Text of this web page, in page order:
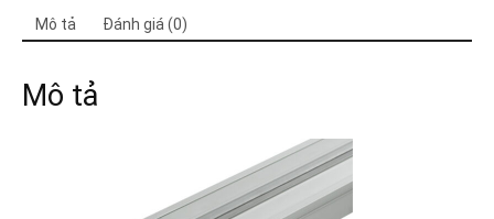
RH2
số
Mô tả Đánh giá (0)
Mô tả